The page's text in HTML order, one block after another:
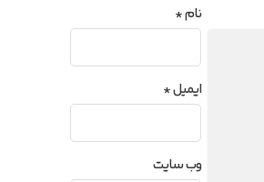
نام*
ایمیل*
وب‌ سایت